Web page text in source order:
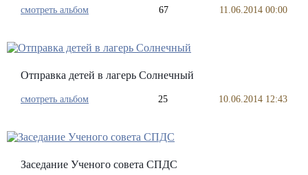
смотреть альбом 67 11.06.2014 00:00
Отправка детей в лагерь Солнечный
смотреть альбом 25 10.06.2014 12:43
Заседание Ученого совета СПДС